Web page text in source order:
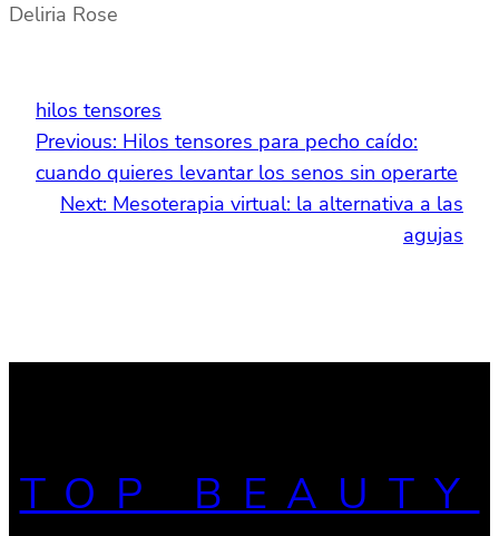
Deliria Rose
hilos tensores
Previous: Hilos tensores para pecho caído:
cuando quieres levantar los senos sin operarte
Next: Mesoterapia virtual: la alternativa a las
agujas
TOP BEAUTY